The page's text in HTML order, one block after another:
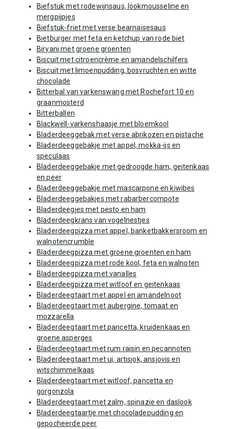
Biefstuk met rodewijnsaus, lookmousseline en
mergpijpjes
Biefstuk-friet met verse bearnaisesaus
Bietburger met feta en ketchup van rode biet
Biryani met groene groenten
Biscuit met citroencrème en amandelschilfers
Biscuit met limoenpudding, bosvruchten en witte
chocolade
Bitterbal van varkenswang met Rochefort 10 en
graanmosterd
Bitterballen
Blackwell-varkenshaasje met bloemkool
Bladerdeeggebak met verse abrikozen en pistache
Bladerdeeggebakje met appel, mokka-ijs en
speculaas
Bladerdeeggebakje met gedroogde ham, geitenkaas
en peer
Bladerdeeggebakje met mascarpone en kiwibes
Bladerdeeggebakjes met rabarbercompote
Bladerdeegjes met pesto en ham
Bladerdeegkrans van vogelnestjes
Bladerdeegpizza met appel, banketbakkersroom en
walnotencrumble
Bladerdeegpizza met groene groenten en ham
Bladerdeegpizza met rode kool, feta en walnoten
Bladerdeegpizza met vanalles
Bladerdeegpizza met witloof en geitenkaas
Bladerdeegtaart met appel en amandelnoot
Bladerdeegtaart met aubergine, tomaat en
mozzarella
Bladerdeegtaart met pancetta, kruidenkaas en
groene asperges
Bladerdeegtaart met rum raisin en pecannoten
Bladerdeegtaart met ui, artisjok, ansjovis en
witschimmelkaas
Bladerdeegtaart met witloof, pancetta en
gorgonzola
Bladerdeegtaart met zalm, spinazie en daslook
Bladerdeegtaartje met chocoladepudding en
gepocheerde peer